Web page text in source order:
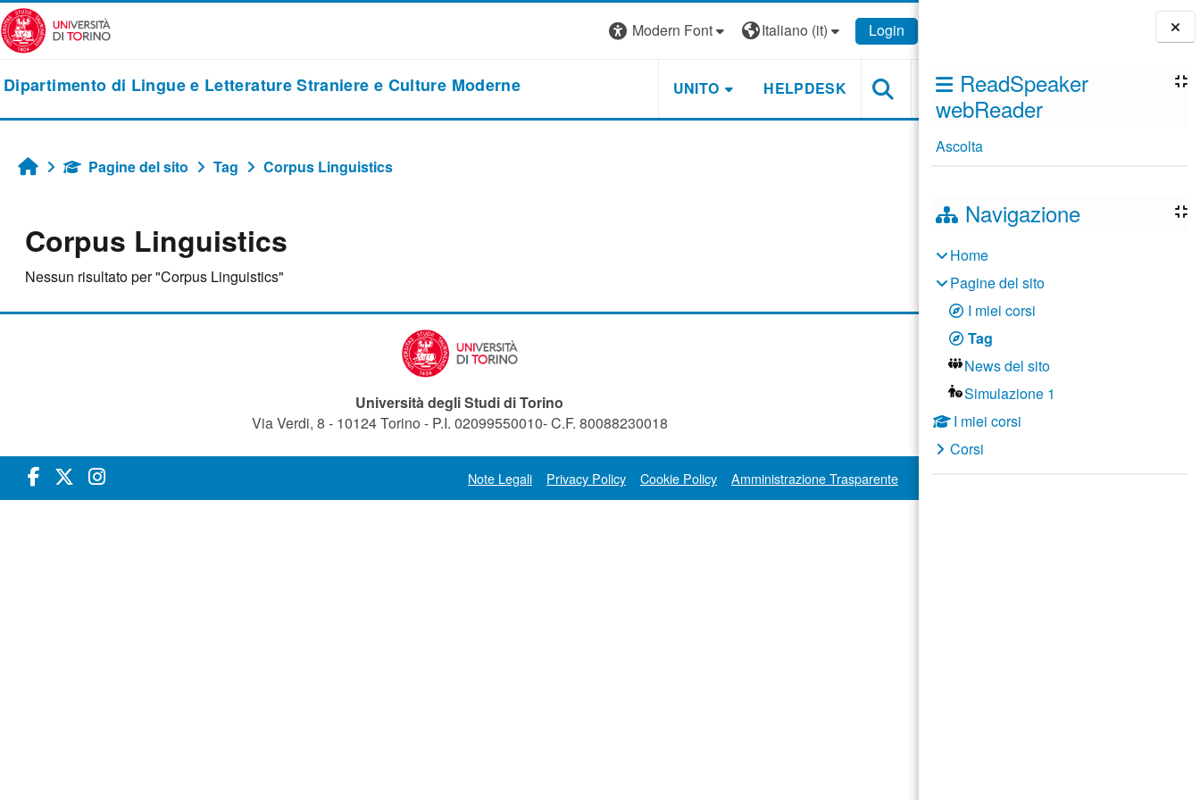
Vai al contenuto principale
Blocchi
ReadSpeaker
webReader
Ascolta
Navigazione
Home
Pagine del sito
I miei corsi
Tag
News del sito
Simulazione 1
I miei corsi
Corsi
Modern Font Italiano ‎(it)‎ Login
Dipartimento di Lingue e Letterature Straniere e Culture Moderne UNITO HELPDESK
HomePagine del sito Tag Corpus Linguistics
Corpus Linguistics
Nessun risultato per "Corpus Linguistics"
Università degli Studi di Torino
Via Verdi, 8 - 10124 Torino - P.I. 02099550010- C.F. 80088230018
Note Legali Privacy Policy Cookie Policy Amministrazione Trasparente